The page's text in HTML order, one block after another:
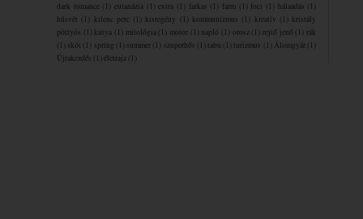
dark romance
(1) eutanázia (1) extra (1) farkas (1) farm (1) foci (1) hálaadás
(1)
húsvét
(1) kilenc perc (1) kisregény (1) kommunizmus (1) kreatív (1) kristály
pöttyös
(1) kutya (1) mitológia (1) motor (1) napló (1) orosz (1) rejtő jenő (1) rák
(1) skót (1) spring (1) summer (1) szuperhős (1) tabu (1) turizmus (1) Álomgyár (1)
Újrakezdés
(1)életrajz (1)